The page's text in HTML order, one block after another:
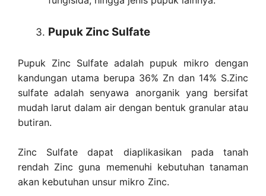
Pupuk Zinc Sulfate
Pupuk Zinc Sulfate adalah pupuk mikro dengan
kandungan utama berupa 36% Zn dan 14% S.Zinc
sulfate adalah senyawa anorganik yang bersifat
mudah larut dalam air dengan bentuk granular atau
butiran.
Zinc Sulfate dapat diaplikasikan pada tanah
rendah Zinc guna memenuhi kebutuhan tanaman
akan kebutuhan unsur mikro Zinc.